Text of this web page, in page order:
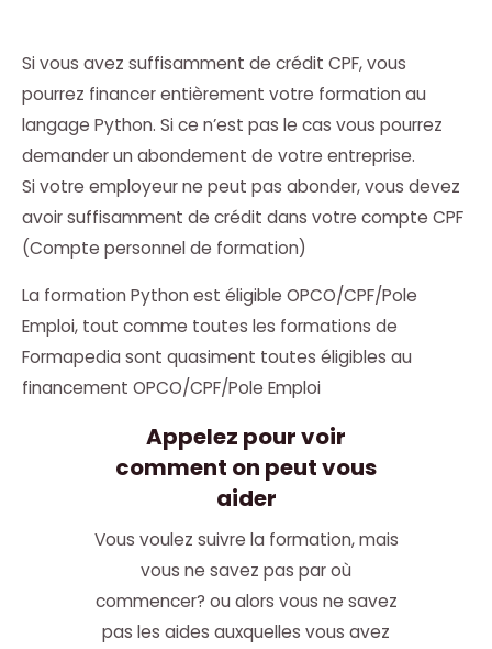
Si vous avez suffisamment de crédit CPF, vous
pourrez financer entièrement votre formation au
langage Python. Si ce n’est pas le cas vous pourrez
demander un abondement de votre entreprise.
Si votre employeur ne peut pas abonder, vous devez
avoir suffisamment de crédit dans votre compte CPF
(Compte personnel de formation)
La formation Python est éligible OPCO/CPF/Pole
Emploi, tout comme toutes les formations de
Formapedia sont quasiment toutes éligibles au
financement OPCO/CPF/Pole Emploi
Appelez pour voir
comment on peut vous
aider
Vous voulez suivre la formation, mais
vous ne savez pas par où
commencer? ou alors vous ne savez
pas les aides auxquelles vous avez